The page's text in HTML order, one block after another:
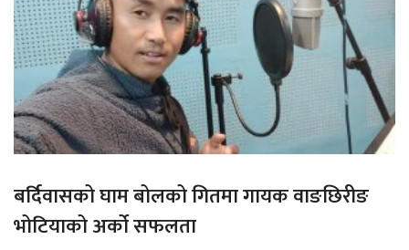
बर्दिवासको घाम बोलको गितमा गायक वाङछिरीङ
भोटियाको अर्को सफलता